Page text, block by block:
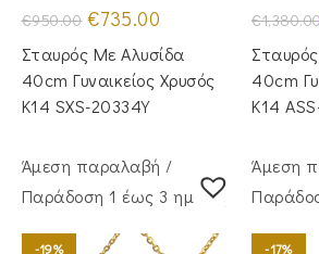
€950.00 Original
price
was:
€950.00.
€735.00
τιμή
είναι:
€735.00.
Σταυρός Mε Aλυσίδα
40cm Γυναικείος Χρυσός
Κ14 SXS-20334Y
€
40cm
Κ14
Άμεση παραλαβή /
Παράδoση 1 έως 3 ημέρες
-19%
Άμεση
-17%